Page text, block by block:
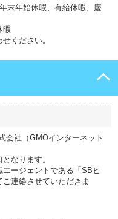
末年始休暇、有給休暇、慶
暇
ください。
会社（GMOインターネット
なります。
ージェントである「SBヒ
連絡させていただきま